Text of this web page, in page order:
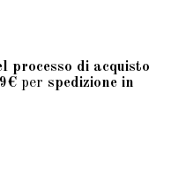
processo di acquisto
per spedizione in